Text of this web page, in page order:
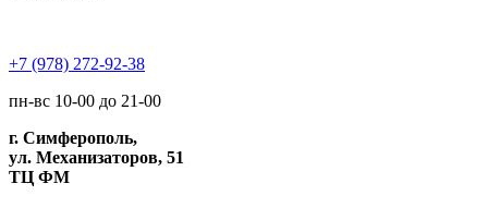
+7 (978) 272-92-38
пн-вс 10-00 до 21-00
г. Симферополь,
ул. Механизаторов, 51
ТЦ ФМ